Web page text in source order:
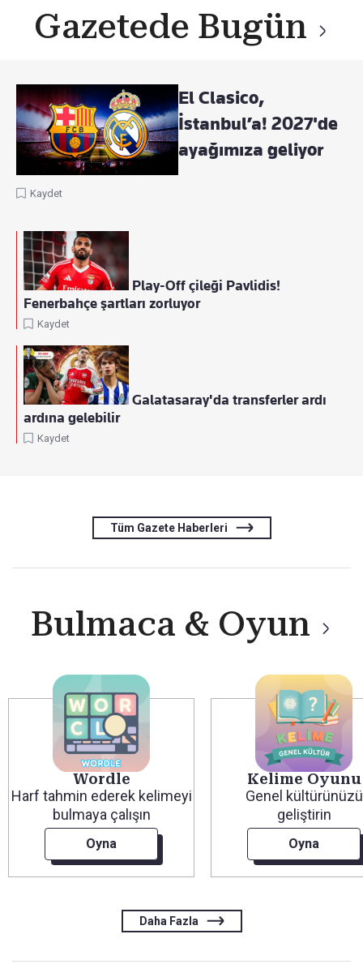
Gazetede Bugün
El Clasico,
İstanbul’a! 2027'de
ayağımıza geliyor
Kaydet
Play-Off çileği Pavlidis!
Fenerbahçe şartları zorluyor
Kaydet
Galatasaray'da transferler ardı
ardına gelebilir
Kaydet
Tüm Gazete Haberleri
Bulmaca & Oyun
Wordle
Harf tahmin ederek kelimeyi
bulmaya çalışın
Oyna
Kelime Oyunu
Genel kültürünüzü
geliştirin
Oyna
Daha Fazla